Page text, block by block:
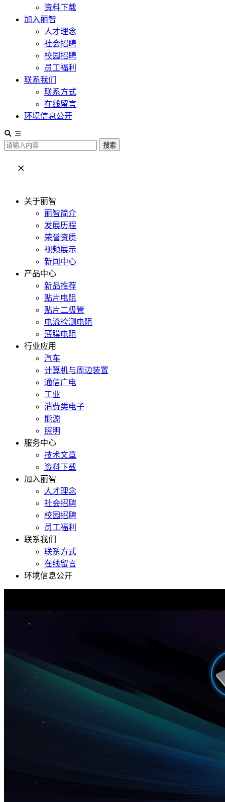
资料下载
加入丽智
人才理念
社会招聘
校园招聘
员工福利
联系我们
联系方式
在线留言
环境信息公开
搜索
关于丽智
丽智简介
发展历程
荣誉资质
视频展示
新闻中心
产品中心
新品推荐
贴片电阻
贴片二极管
电流检测电阻
薄膜电阻
行业应用
汽车
计算机与周边装置
通信广电
工业
消费类电子
能源
照明
服务中心
技术文章
资料下载
加入丽智
人才理念
社会招聘
校园招聘
员工福利
联系我们
联系方式
在线留言
环境信息公开